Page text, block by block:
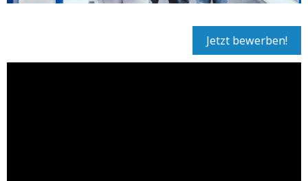
Jetzt bewerben!